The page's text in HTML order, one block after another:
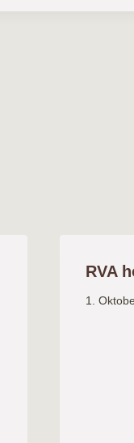
RVA
1.